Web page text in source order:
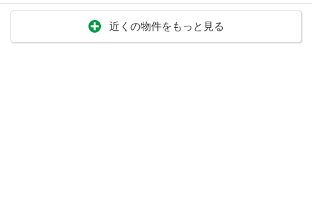
近くの物件をもっと見る